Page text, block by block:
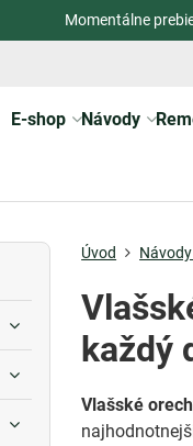
Momentálne
E-shop Návody
Úvod
každý
Vlašské